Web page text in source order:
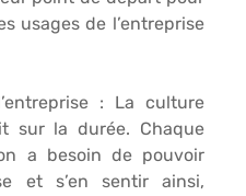
usages de l’entreprise
: La culture
sur la durée. Chaque
a besoin de pouvoir
et s’en sentir ainsi,